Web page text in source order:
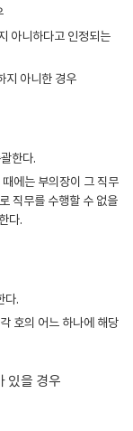
아니하다고 인정되는
지 아니한 경우
한다.
에는 부의장이 그 직무
직무를 수행할 수 없을
다.
다.
호의 어느 하나에 해당
있을 경우